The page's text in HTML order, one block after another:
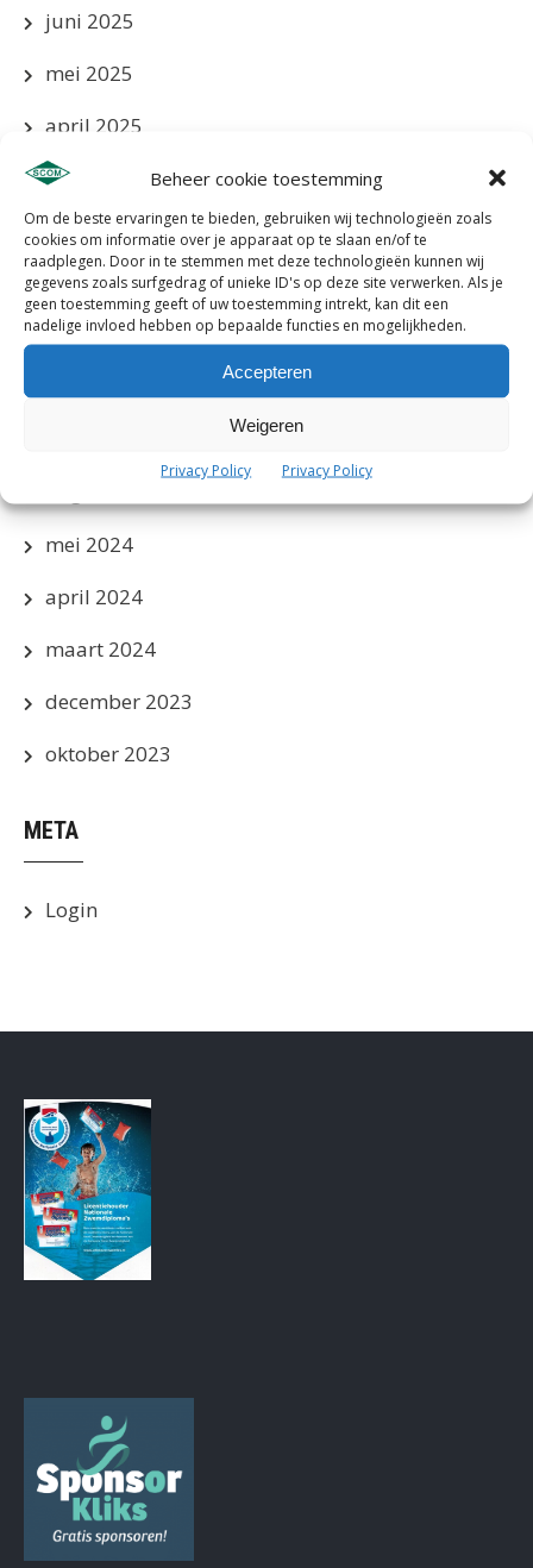
Beheer cookie toestemming
Om de beste ervaringen te bieden, gebruiken wij technologieën zoals
cookies om informatie over je apparaat op te slaan en/of te
raadplegen. Door in te stemmen met deze technologieën kunnen wij
gegevens zoals surfgedrag of unieke ID's op deze site verwerken. Als je
geen toestemming geeft of uw toestemming intrekt, kan dit een
nadelige invloed hebben op bepaalde functies en mogelijkheden.
Accepteren
Weigeren
Privacy Policy Privacy Policy
juni 2025
mei 2025
april 2025
maart 2025
januari 2025
december 2024
november 2024
mei 2024
april 2024
maart 2024
december 2023
oktober 2023
META
Login